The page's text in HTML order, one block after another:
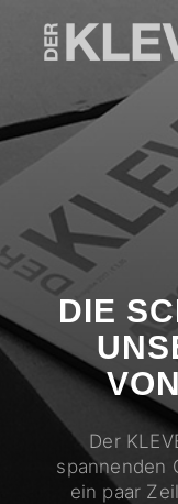
DIE
Der
spannenden
ein paar